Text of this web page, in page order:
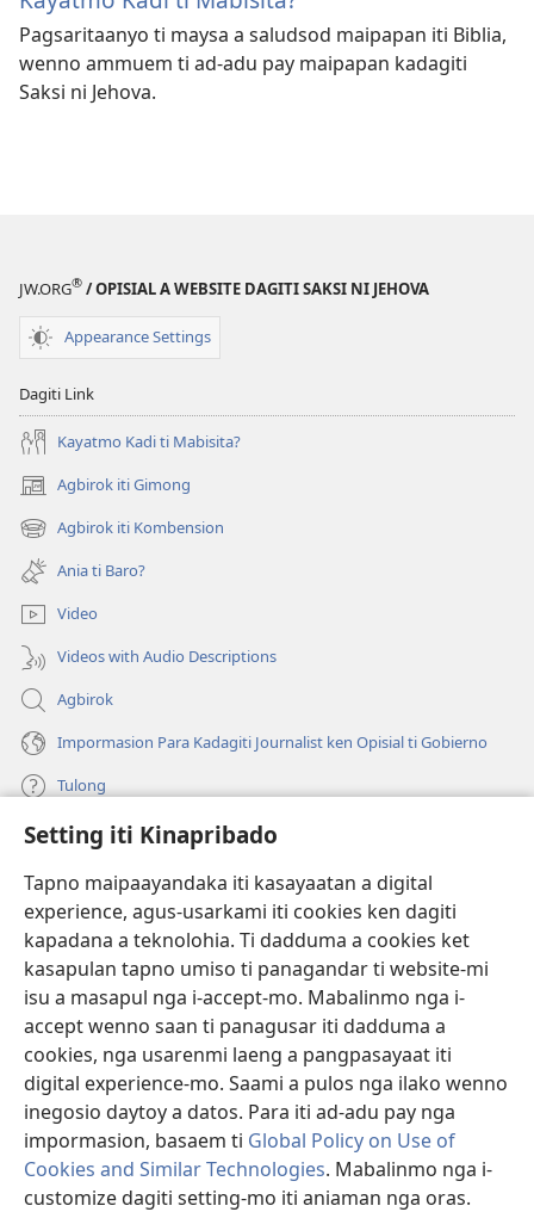
Setting iti Kinapribado
Tapno maipaayandaka iti kasayaatan a digital
experience, agus-usarkami iti cookies ken dagiti
kapadana a teknolohia. Ti dadduma a cookies ket
kasapulan tapno umiso ti panagandar ti website-mi
isu a masapul nga i-accept-mo. Mabalinmo nga i-
accept wenno saan ti panagusar iti dadduma a
cookies, nga usarenmi laeng a pangpasayaat iti
digital experience-mo. Saami a pulos nga ilako wenno
inegosio daytoy a datos. Para iti ad-adu pay nga
impormasion, basaem ti Global Policy on Use of
Cookies and Similar Technologies. Mabalinmo nga i-
customize dagiti setting-mo iti aniaman nga oras.
Pagsaritaanyo ti maysa a saludsod maipapan iti Biblia,
wenno ammuem ti ad-adu pay maipapan kadagiti
Saksi ni Jehova.
JW.ORG® / OPISIAL A WEBSITE DAGITI SAKSI NI JEHOVA
Appearance Settings
Dagiti Link
Kayatmo Kadi ti Mabisita?
Agbirok iti Gimong
(manglukat
iti
baro
window)
Agbirok iti Kombension
(manglukat
iti
baro
a
window)
Ania ti Baro?
Video
Videos with Audio Descriptions
Agbirok
Impormasion Para Kadagiti Journalist ken Opisial ti Gobierno
Tulong
Donasion
(manglukat
iti
baro
a
window)
Watchtower ONLINE A LIBRARIA
(manglukat
iti
baro
a
JW Hub ®
(manglukat
iti
baro
window)
JW Library
Watchtower Library
Copyright© 2026 Watch Tower Bible and Tract Society of Pennsylvania.